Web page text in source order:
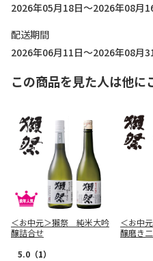
2026年05月18日～2026年08月
配送期間
2026年06月11日～2026年08月
この商品を見た人は他に
＜お中元＞獺祭 純米大吟
醸詰合せ
5.0 （1）
＜お中
醸磨き